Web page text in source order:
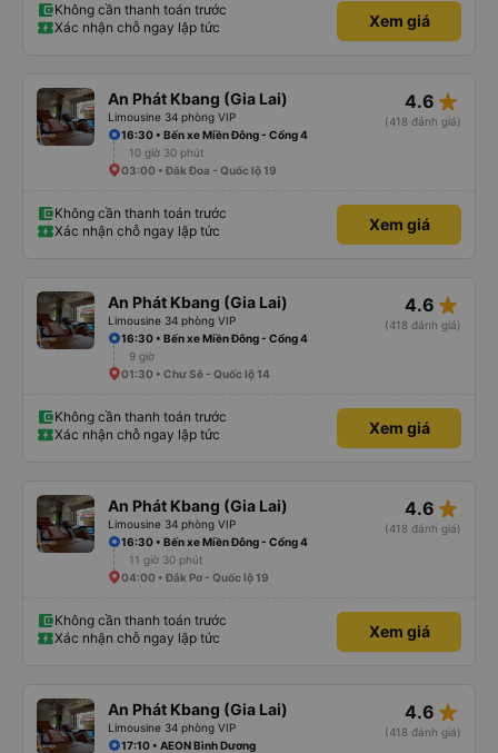
Không cần thanh toán trước
Xác nhận chỗ ngay lập tức
Xem giá
An Phát Kbang (Gia Lai)
Limousine 34 phòng VIP
4.6 star_rate
(418 đánh giá)
16:30 • Bến xe Miền Đông - Cổng 4
10 giờ 30 phút
03:00 • Đăk Đoa - Quốc lộ 19
Không cần thanh toán trước
Xác nhận chỗ ngay lập tức
Xem giá
An Phát Kbang (Gia Lai)
Limousine 34 phòng VIP
4.6 star_rate
(418 đánh giá)
16:30 • Bến xe Miền Đông - Cổng 4
9 giờ
01:30 • Chư Sê - Quốc lộ 14
Không cần thanh toán trước
Xác nhận chỗ ngay lập tức
Xem giá
An Phát Kbang (Gia Lai)
Limousine 34 phòng VIP
4.6 star_rate
(418 đánh giá)
16:30 • Bến xe Miền Đông - Cổng 4
11 giờ 30 phút
04:00 • Đắk Pơ - Quốc lộ 19
Không cần thanh toán trước
Xác nhận chỗ ngay lập tức
Xem giá
An Phát Kbang (Gia Lai)
Limousine 34 phòng VIP
4.6 star_rate
(418 đánh giá)
17:10 • AEON Bình Dương